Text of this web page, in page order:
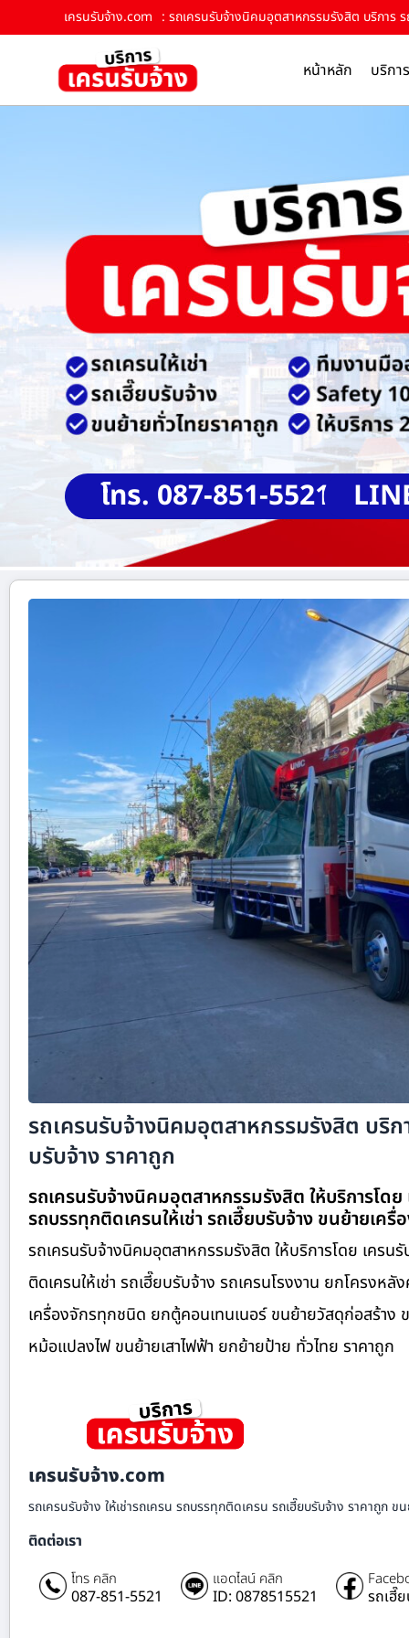
เครนรับจ้าง.com : รถเครนรับจ้างนิคมอุตสาหกรรมรังสิต บริการ
หน้าหลัก บริกา
โทร. 087-851-5521
รถเครนรับจ้างนิคมอุตสาหกรรมรังสิต บริก
บรับจ้าง ราคาถูก
รถเครนรับจ้างนิคมอุตสาหกรรมรังสิต ให้บริการโด
รถบรรทุกติดเครนให้เช่า รถเฮี๊ยบรับจ้าง ขนย้ายเค
รถเครนรับจ้างนิคมอุตสาหกรรมรังสิต ให้บริการโดย เครน
ติดเครนให้เช่า รถเฮี๊ยบรับจ้าง รถเครนโรงงาน ยกโครงหลั
เครื่องจักรทุกชนิด ยกตู้คอนเทนเนอร์ ขนย้ายวัสดุก่อสร้าง
หม้อแปลงไฟ ขนย้ายเสาไฟฟ้า ยกย้ายป้าย ทั่วไทย ราคาถูก
เครนรับจ้าง.com
รถเครนรับจ้าง ให้เช่ารถเครน รถบรรทุกติดเครน รถเฮี๊ยบรับจ้าง ราคาถูก
ติดต่อเรา
โทร คลิก
087-851-5521
แอดไลน์ คลิก
ID: 0878515521 รถเฮี๊